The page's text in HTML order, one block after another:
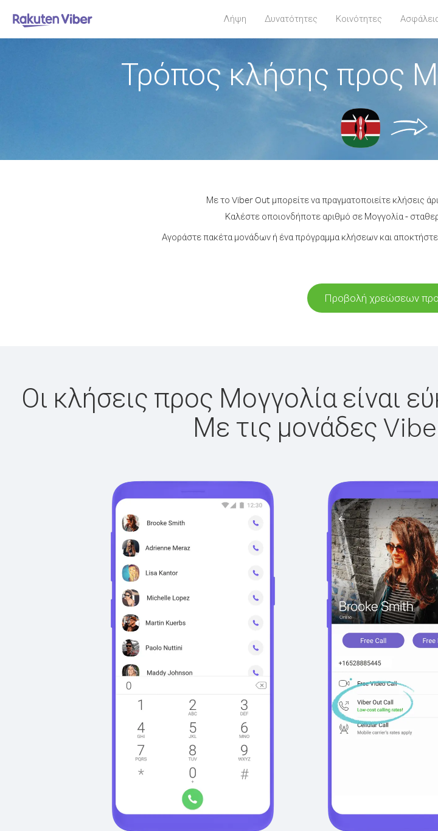
Λήψη Δυνατότητες Κοινότητες
Τρόπος κλήσης προς
Με το Viber Out μπορείτε να πραγματοποιείτε κλήσεις
Καλέστε οποιονδήποτε αριθμό σε Μογγολία -
Αγοράστε πακέτα μονάδων ή ένα πρόγραμμα κλήσεων και
Προβολή χρεώσεων
Οι κλήσεις προς Μογγολία είναι
Με τις μονάδες